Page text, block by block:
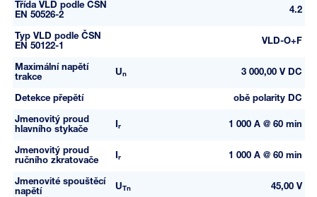
Třída VLD podle ČSN
EN 50526-2
4.2
Typ VLD podle ČSN
EN 50122-1
VLD-O+F
Maximální napětí
trakce
Un 3 000,00 V DC
Detekce přepětí obě polarity DC
Jmenovitý proud
hlavního stykače
r 1 000 A @ 60 min
Jmenovitý proud
ručního zkratovače
r 1 000 A @ 60 min
Jmenovité spouštěcí
napětí
UTn 45,00 V